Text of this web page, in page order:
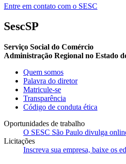
Entre em contato com o SESC
SescSP
Serviço Social do Comércio
Administração Regional no Estado
Quem somos
Palavra do diretor
Matricule-se
Transparência
Código de conduta ética
Oportunidades de trabalho
O SESC São Paulo divulga
Licitações
Inscreva sua empresa, baixe os